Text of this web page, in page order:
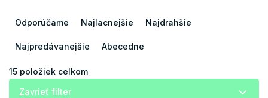
i
Odporúčame Najlacnejšie Najdrahšie
Najpredávanejšie Abecedne
15 položiek celkom
Zavrieť filter